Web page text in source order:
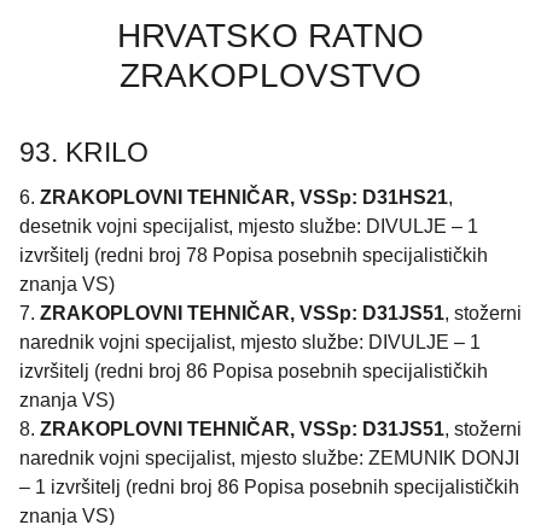
HRVATSKO RATNO
ZRAKOPLOVSTVO
93. KRILO
6. ZRAKOPLOVNI TEHNIČAR, VSSp: D31HS21,
desetnik vojni specijalist, mjesto službe: DIVULJE – 1
izvršitelj (redni broj 78 Popisa posebnih specijalističkih
znanja VS)
7. ZRAKOPLOVNI TEHNIČAR, VSSp: D31JS51, stožerni
narednik vojni specijalist, mjesto službe: DIVULJE – 1
izvršitelj (redni broj 86 Popisa posebnih specijalističkih
znanja VS)
8. ZRAKOPLOVNI TEHNIČAR, VSSp: D31JS51, stožerni
narednik vojni specijalist, mjesto službe: ZEMUNIK DONJI
– 1 izvršitelj (redni broj 86 Popisa posebnih specijalističkih
znanja VS)